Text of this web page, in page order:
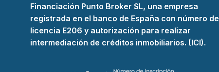
Financiación Punto Broker SL, una empresa
registrada en el banco de España con número de
licencia E206 y autorización para realizar
intermediación de créditos inmobiliarios. (ICI).